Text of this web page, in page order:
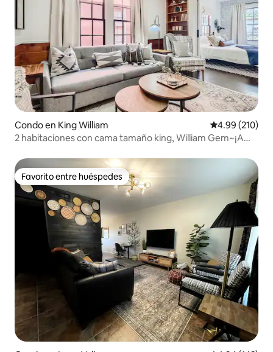
Condo en King William Calificación
4.99 (210)
2 habitaciones con cama tamaño king, William Gem~¡A
Favorito entre huéspedes
Favorito entre huéspedes